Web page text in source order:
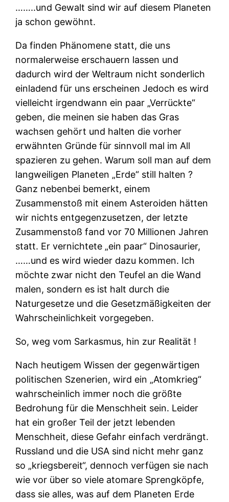
……..und Gewalt sind wir auf diesem Planeten
ja schon gewöhnt.
Da finden Phänomene statt, die uns
normalerweise erschauern lassen und
dadurch wird der Weltraum nicht sonderlich
einladend für uns erscheinen Jedoch es wird
vielleicht irgendwann ein paar „Verrückte“
geben, die meinen sie haben das Gras
wachsen gehört und halten die vorher
erwähnten Gründe für sinnvoll mal im All
spazieren zu gehen. Warum soll man auf dem
langweiligen Planeten „Erde“ still halten ?
Ganz nebenbei bemerkt, einem
Zusammenstoß mit einem Asteroiden hätten
wir nichts entgegenzusetzen, der letzte
Zusammenstoß fand vor 70 Millionen Jahren
statt. Er vernichtete „ein paar“ Dinosaurier,
……und es wird wieder dazu kommen. Ich
möchte zwar nicht den Teufel an die Wand
malen, sondern es ist halt durch die
Naturgesetze und die Gesetzmäßigkeiten der
Wahrscheinlichkeit vorgegeben.
So, weg vom Sarkasmus, hin zur Realität !
Nach heutigem Wissen der gegenwärtigen
politischen Szenerien, wird ein „Atomkrieg“
wahrscheinlich immer noch die größte
Bedrohung für die Menschheit sein. Leider
hat ein großer Teil der jetzt lebenden
Menschheit, diese Gefahr einfach verdrängt.
Russland und die USA sind nicht mehr ganz
so „kriegsbereit“, dennoch verfügen sie nach
wie vor über so viele atomare Sprengköpfe,
dass sie alles, was auf dem Planeten Erde